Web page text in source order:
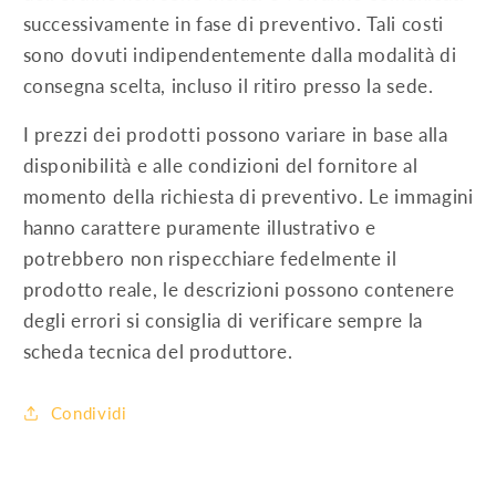
successivamente in fase di preventivo. Tali costi
sono dovuti indipendentemente dalla modalità di
consegna scelta, incluso il ritiro presso la sede.
I prezzi dei prodotti possono variare in base alla
disponibilità e alle condizioni del fornitore al
momento della richiesta di preventivo. Le immagini
hanno carattere puramente illustrativo e
potrebbero non rispecchiare fedelmente il
prodotto reale, le descrizioni possono contenere
degli errori si consiglia di verificare sempre la
scheda tecnica del produttore.
Condividi